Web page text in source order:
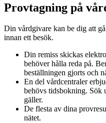
Provtagning på
Din vårdgivare kan be dig att
innan ett besök.
Din remiss skickas
behöver hålla reda på.
beställningen gjorts och
En del vårdcentraler
behövs tidsbokning. Sök
gäller.
De flesta av dina
nätet.